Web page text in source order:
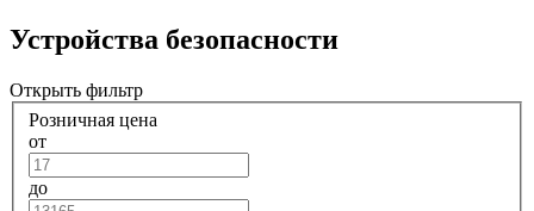
Устройства безопасности
Открыть фильтр
Розничная цена
от
до